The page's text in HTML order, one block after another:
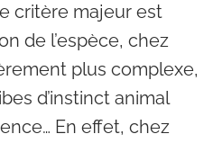
critère majeur est
de l’espèce, chez
plus complexe,
d’instinct animal
En effet, chez